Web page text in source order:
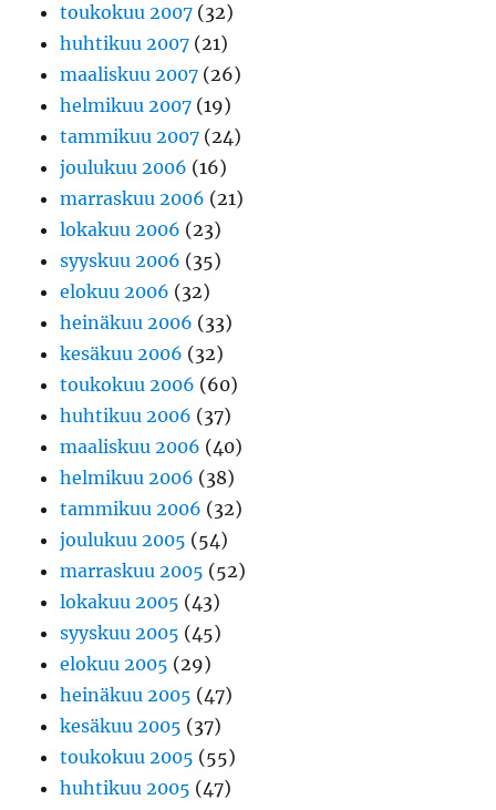
toukokuu 2007 (32)
huhtikuu 2007 (21)
maaliskuu 2007 (26)
helmikuu 2007 (19)
tammikuu 2007 (24)
joulukuu 2006 (16)
marraskuu 2006 (21)
lokakuu 2006 (23)
syyskuu 2006 (35)
elokuu 2006 (32)
heinäkuu 2006 (33)
kesäkuu 2006 (32)
toukokuu 2006 (60)
huhtikuu 2006 (37)
maaliskuu 2006 (40)
helmikuu 2006 (38)
tammikuu 2006 (32)
joulukuu 2005 (54)
marraskuu 2005 (52)
lokakuu 2005 (43)
syyskuu 2005 (45)
elokuu 2005 (29)
heinäkuu 2005 (47)
kesäkuu 2005 (37)
toukokuu 2005 (55)
huhtikuu 2005 (47)